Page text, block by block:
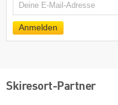
E-
Anmelden
Skiresort-Partner